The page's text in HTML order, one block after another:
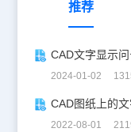
推荐
2024-01-02
CAD图纸上的文
2022-08-01